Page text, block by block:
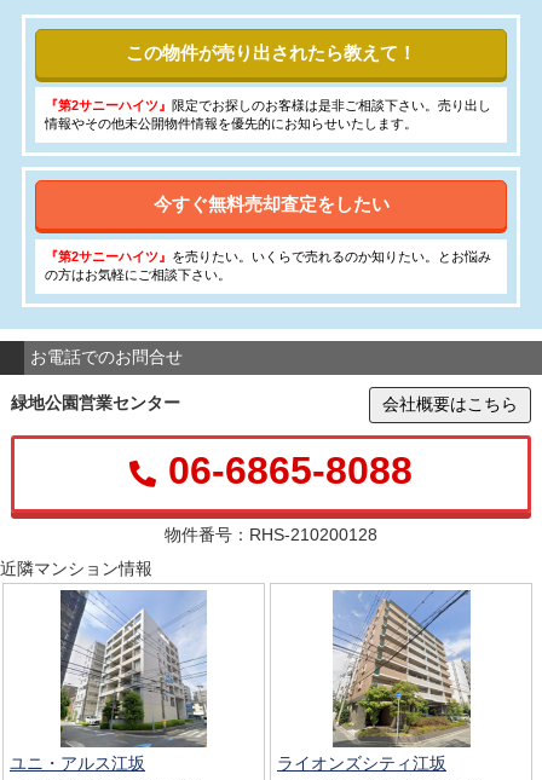
この物件が売り出されたら教えて！
『第2サニーハイツ』
限定でお探しのお客様は是非ご相談下さい。売り出し
情報やその他未公開物件情報を優先的にお知らせいたします。
今すぐ無料売却査定をしたい
『第2サニーハイツ』 を売りたい。いくらで売れるのか知りたい。とお悩み
の方はお気軽にご相談下さい。
お電話でのお問合せ
緑地公園営業センター 会社概要はこちら
06-6865-8088
物件番号：RHS-210200128
近隣マンション情報
ユニ・アルス江坂
ライオンズシティ江坂